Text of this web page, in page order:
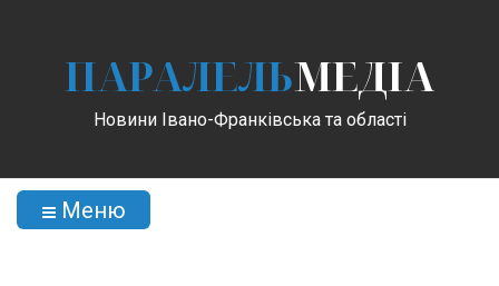
ПАРАЛЕЛЬМЕДІА
Новини Івано-Франківська та області
Меню